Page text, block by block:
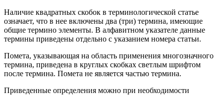
Наличие квадратных скобок в терминологической статье
означает, что в нее включены два (три) термина, имеющие
общие термино элементы. В алфавитном указателе данные
термины приведены отдельно с указанием номера статьи.
Помета, указывающая на область применения многозначного
термина, приведена в круглых скобках светлым шрифтом
после термина. Помета не является частью термина.
Приведенные определения можно при необходимости